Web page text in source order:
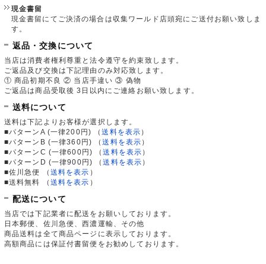
現金書留
現金書留にてご決済の場合は収集ワールド店頭宛にご送付お願い致しま
す。
返品・交換について
当店は消費者権利尊重と法令遵守を約束致します。
ご返品及び交換は下記理由のみ対応致します。
① 商品初期不良 ② 当店手違い ③ 偽物
ご返品は商品受取後 3日以内にご連絡お願い致します。
送料について
送料は下記よりお客様が選択します。
■パターンA (一律200円)
（送料を表示 ）
■パターンB (一律360円)
（送料を表示 ）
■パターンC (一律600円)
（送料を表示 ）
■パターンD (一律900円)
（送料を表示 ）
■佐川急便
（ 送料を表示 ）
■送料無料
（ 送料を表示 ）
配送について
当店では下記業者に配送をお願いしております。
日本郵便、佐川急便、西濃運輸、その他
商品送料は全て商品ページに表示しております。
高額商品には保証付書留便をお勧めしております。